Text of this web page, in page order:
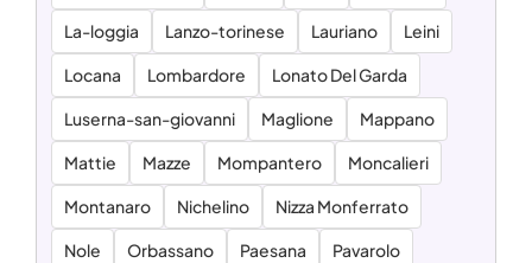
La-loggia Lanzo-torinese Lauriano Leini
Locana Lombardore Lonato Del Garda
Luserna-san-giovanni Maglione Mappano
Mattie Mazze Mompantero Moncalieri
Montanaro Nichelino Nizza Monferrato
Nole Orbassano Paesana Pavarolo